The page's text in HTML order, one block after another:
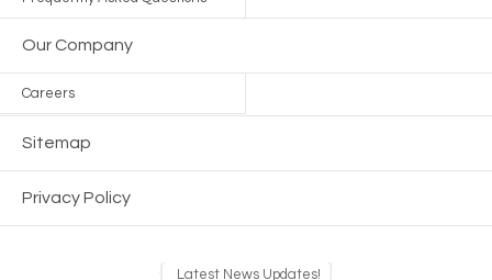
Our Company
Careers
Sitemap
Privacy Policy
Latest News Updates!